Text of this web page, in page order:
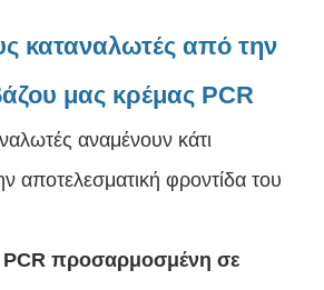
καταναλωτές από την
μας κρέμας PCR
αναμένουν κάτι
φροντίδα του
προσαρμοσμένη σε